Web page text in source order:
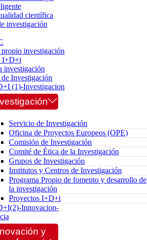
científica
investigación
propio investigación
I+D+i
investigación
Investigación
(1)-Investigacion
Servicio de Investigación
Oficina de Proyectos Europeos (OPE)
Comisión de Investigación
Comité de Ética de la Investigación
Grupos de Investigación
Institutos y Centros de Investigación
Programa Propio de fomento y desarrollo de
la investigación
Proyectos I+D+i
Innovacion-
y